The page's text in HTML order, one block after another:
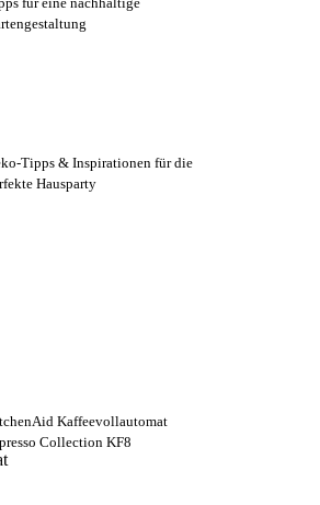
Tipps & Inspirationen für die
Hausparty
Kaffeevollautomat
Collection KF8